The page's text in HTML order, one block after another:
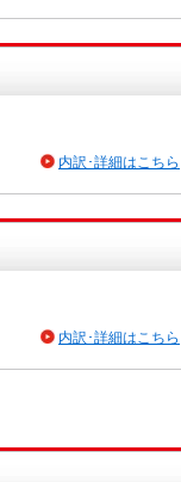
内訳･詳細はこちら
内訳･詳細はこちら